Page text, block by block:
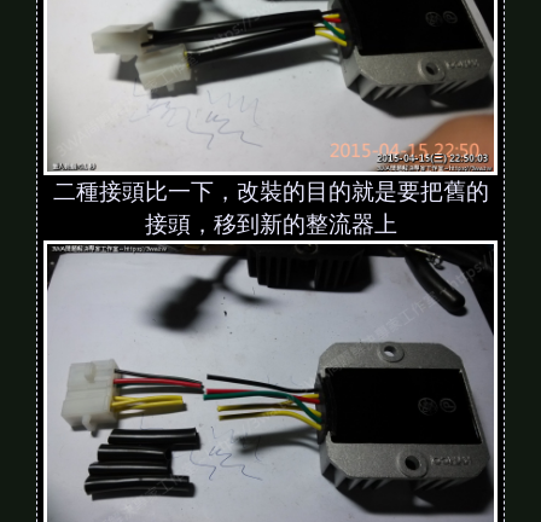
二種接頭比一下，改裝的目的就是要把舊的
接頭，移到新的整流器上